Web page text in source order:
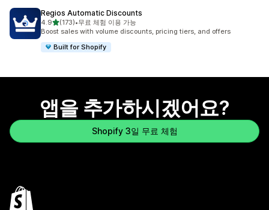
Regios Automatic Discounts
4.9별 5개 중
(173)
총 리뷰 173개
•무료 체험 이용 가능
Boost sales with volume discounts, pricing tiers, and offers
Built for Shopify
앱을 추가하시겠어요?
Shopify 3일 무료 체험